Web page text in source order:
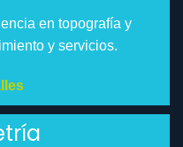
en topografía y
y servicios.